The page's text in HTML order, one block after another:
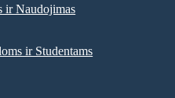
ir Naudojimas
ir Studentams